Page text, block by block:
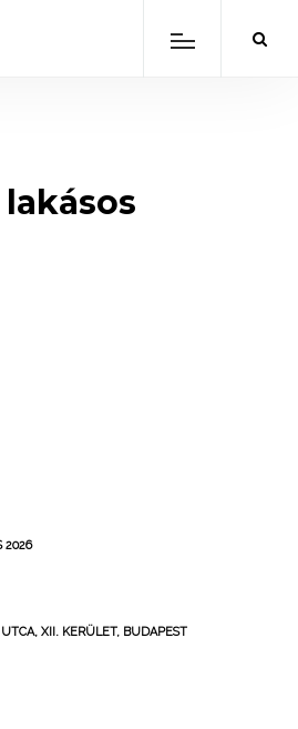
lakásos
2026
UTCA, XII. KERÜLET, BUDAPEST